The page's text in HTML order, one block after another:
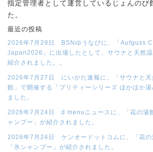
指定管理者として運営しているじょんのび
た。
最近の投稿
2026年7月29日 BSNゆうなびに、「Aufguss
Japan2026」に出場したとして、サウナと天然
紹介されました。。
2026年7月27日 にいがた速報に、「サウナと天
館」で開催する「プリティーシリーズ ほかほか
ました。
2026年7月24日 d menuニュースに、「花の湯
ャンプー」が紹介されました。
2026年7月24日 ケンオードットコムに、「花の
「氷シャンプー」が紹介されました。